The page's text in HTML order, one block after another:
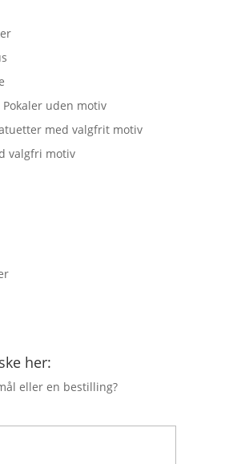
uden motiv
med valgfrit motiv
valgfri motiv
her:
eller en bestilling?